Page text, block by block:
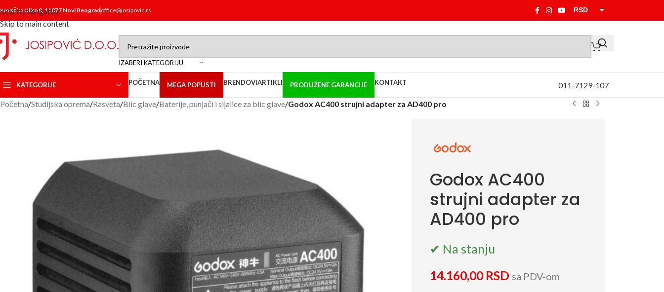
Skip to navigation
Skip to main content
Ulica 8, 11077 Novi Beogradoffice@josipovic.rs RSD
IZABERI KATEGORIJU
KATEGORIJE POČETNA MEGA POPUSTI BRENDOVIARTIKLI PRODUŽENE GARANCIJE KONTAKT 011-7129-107
Početna/Studijska oprema/Rasveta/Blic glave/Baterije, punjači i sijalice za blic glave/Godox AC400 strujni adapter za AD400 pro
Godox AC400
strujni adapter za
AD400 pro
✔ Na stanju
14.160,00 RSD sa PDV-om